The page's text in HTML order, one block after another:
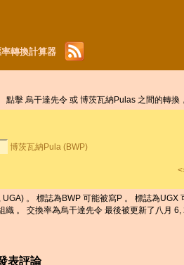
轉換計算器
擊 烏干達先令 或 博茨瓦納Pulas 之間的轉換
博茨瓦納Pula (BWP)
。 標誌為BWP 可能被寫P 。 標誌為
。 交換率為烏干達先令 最後被更新了八月
表評論